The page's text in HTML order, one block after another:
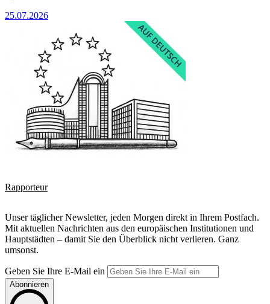
25.07.2026
Rapporteur
Unser täglicher Newsletter, jeden Morgen direkt in Ihrem Postfach.
Mit aktuellen Nachrichten aus den europäischen Institutionen und
Hauptstädten – damit Sie den Überblick nicht verlieren. Ganz
umsonst.
Geben Sie Ihre E-Mail ein
Abonnieren